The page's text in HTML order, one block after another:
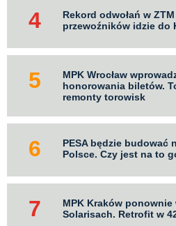
Rekord odwołań w
przewoźników idzie do
MPK Wrocław
honorowania biletów.
remonty torowisk
PESA będzie budować
Polsce. Czy jest na to
MPK Kraków
Solarisach. Retrofit w